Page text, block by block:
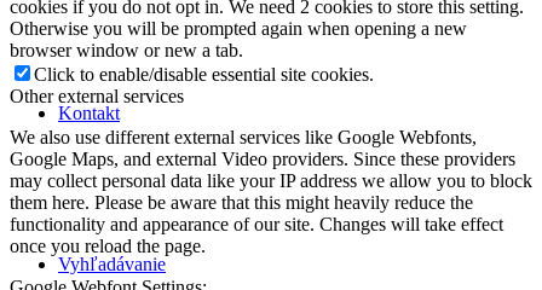
Kontakt
Vyhľadávanie
cookies if you do not opt in. We need 2 cookies to store this setting.
Otherwise you will be prompted again when opening a new
browser window or new a tab.
Click to enable/disable essential site cookies.
Other external services
We also use different external services like Google Webfonts,
Google Maps, and external Video providers. Since these providers
may collect personal data like your IP address we allow you to block
them here. Please be aware that this might heavily reduce the
functionality and appearance of our site. Changes will take effect
once you reload the page.